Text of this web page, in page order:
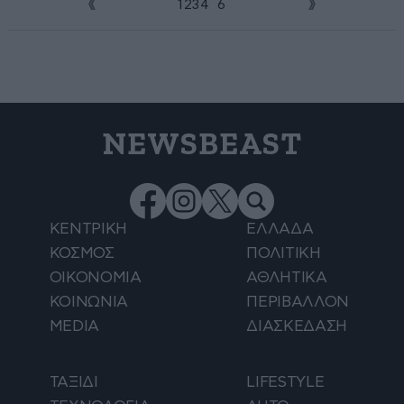
1 23 4 6
NEWSBEAST
ΚΕΝΤΡΙΚΗ
ΕΛΛΑΔΑ
ΚΟΣΜΟΣ
ΠΟΛΙΤΙΚΗ
ΟΙΚΟΝΟΜΙΑ
ΑΘΛΗΤΙΚΑ
ΚΟΙΝΩΝΙΑ
ΠΕΡΙΒΑΛΛΟΝ
MEDIA
ΔΙΑΣΚΕΔΑΣΗ
ΤΑΞΙΔΙ
LIFESTYLE